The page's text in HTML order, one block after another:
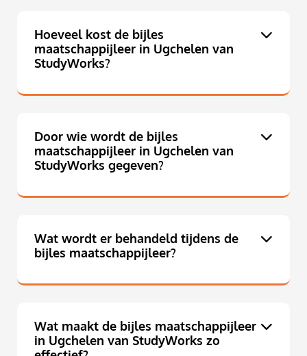
Hoeveel kost de bijles
maatschappijleer in Ugchelen van
StudyWorks?
Door wie wordt de bijles
maatschappijleer in Ugchelen van
StudyWorks gegeven?
Wat wordt er behandeld tijdens de
bijles maatschappijleer?
Wat maakt de bijles maatschappijleer
in Ugchelen van StudyWorks zo